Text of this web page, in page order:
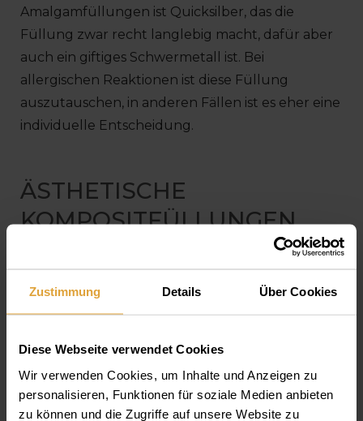
Zustimmung Details Über Cookies
Diese Webseite verwendet Cookies
Wir verwenden Cookies, um Inhalte und Anzeigen zu
personalisieren, Funktionen für soziale Medien anbieten
zu können und die Zugriffe auf unsere Website zu
Amalgamfüllungen ist Quicksilber, das die
Füllung zwar recht langlebig macht, dafür aber
auch ein giftiges Schwermetall ist. Bei
allergischen Reaktionen ist diese Füllung
auszutauschen, in anderen Fällen ist es eher eine
individuelle Entscheidung.
ÄSTHETISCHE
KOMPOSITFÜLLUNGEN
Der größte Vorteil, den die Kompositfüllungen
zu bieten haben, ist, wie bereits erwähnt, dass sie
äußerst ästhetisch, man könnte behaupten,
gemischt wird. Nicht nur die Farbe ist lebensecht,
auch Originalzustand und Oberflächenstruktur